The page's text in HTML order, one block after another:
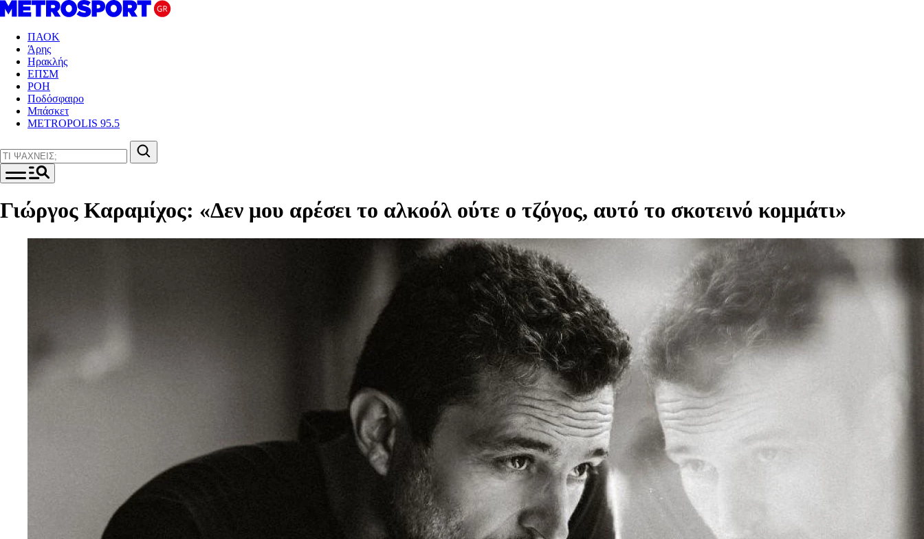
ΠΑΟΚ
Άρης
Ηρακλής
ΕΠΣΜ
ΡΟΗ
Ποδόσφαιρο
Μπάσκετ
METROPOLIS 95.5
Γιώργος Καραμίχος: «Δεν μου αρέσει το αλκοόλ ούτε ο τζόγος, αυτό το σκοτεινό κομμάτι»